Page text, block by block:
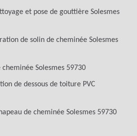
et pose de gouttière Solesmes
de solin de cheminée Solesmes
Solesmes 59730
de dessous de toiture PVC
de cheminée Solesmes 59730